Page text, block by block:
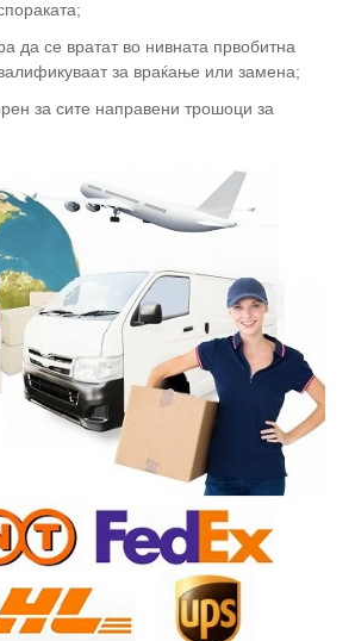
да се вратат во нивната првобитна
за враќање или замена;
за сите направени трошоци за